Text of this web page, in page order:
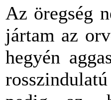
Az öregség
jártam az
hegyén